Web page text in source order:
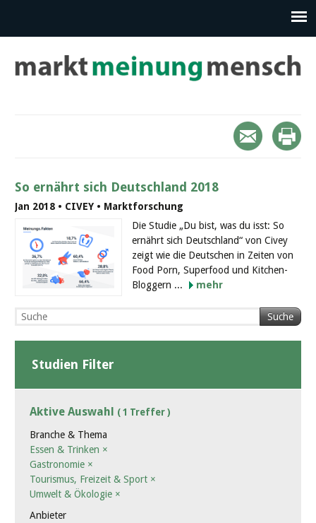
So ernährt sich Deutschland 2018
Jan 2018 • CIVEY • Marktforschung
Die Studie „Du bist, was du isst: So
ernährt sich Deutschland“ von Civey
zeigt wie die Deutschen in Zeiten von
Food Porn, Superfood und Kitchen-
Bloggern ...
mehr
Suche
Studien Filter
Aktive Auswahl ( 1 Treffer )
Branche & Thema
Essen & Trinken ×
Gastronomie ×
Tourismus, Freizeit & Sport ×
Umwelt & Ökologie ×
Anbieter